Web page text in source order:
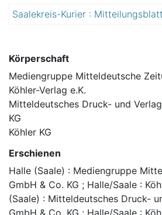
Körperschaft
Mediengruppe Mitteldeutsche
Köhler-Verlag e.K.
Mitteldeutsches Druck- und
KG
Köhler KG
Erschienen
Halle (Saale) : Mediengruppe
GmbH & Co. KG ; Halle/Saale :
(Saale) : Mitteldeutsches Druck-